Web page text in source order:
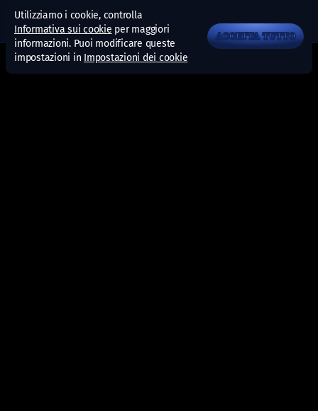
Utilizziamo i cookie, controlla
Informativa sui cookie per maggiori
informazioni. Puoi modificare queste
impostazioni in Impostazioni dei cookie
ACCETTA TUTTO